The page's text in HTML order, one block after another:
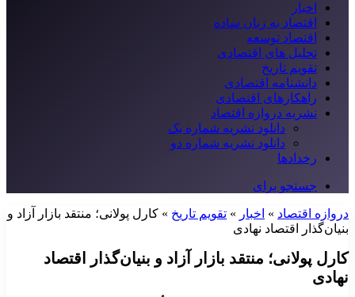
اخبار
اقتصاد به زبان ساده
اقتصاد توسعه
تحلیل های اقتصادی
تقویم تاریخ
دانشنامه اقتصادی
راهکارهای اقتصادی
نشریه دروازه اقتصاد
دانلود نشریه شماره یک
دانلود نشریه شماره دو
رخدادها
جستجو برای
دروازه اقتصاد » اخبار » تقویم تاریخ » کارل پولانی؛ منتقد بازار آزاد و
بنیان‌گذار اقتصاد نهادی
کارل پولانی؛ منتقد بازار آزاد و بنیان‌گذار اقتصاد
نهادی